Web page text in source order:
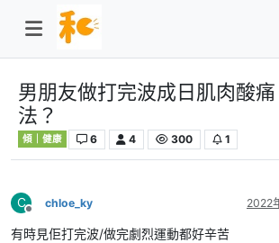
男朋友做打完波成日肌肉酸
法？
傾｜健康 6 4 300 1
C
離線
chloe_ky 2022
有時見佢打完波/做完劇烈運動都好辛苦